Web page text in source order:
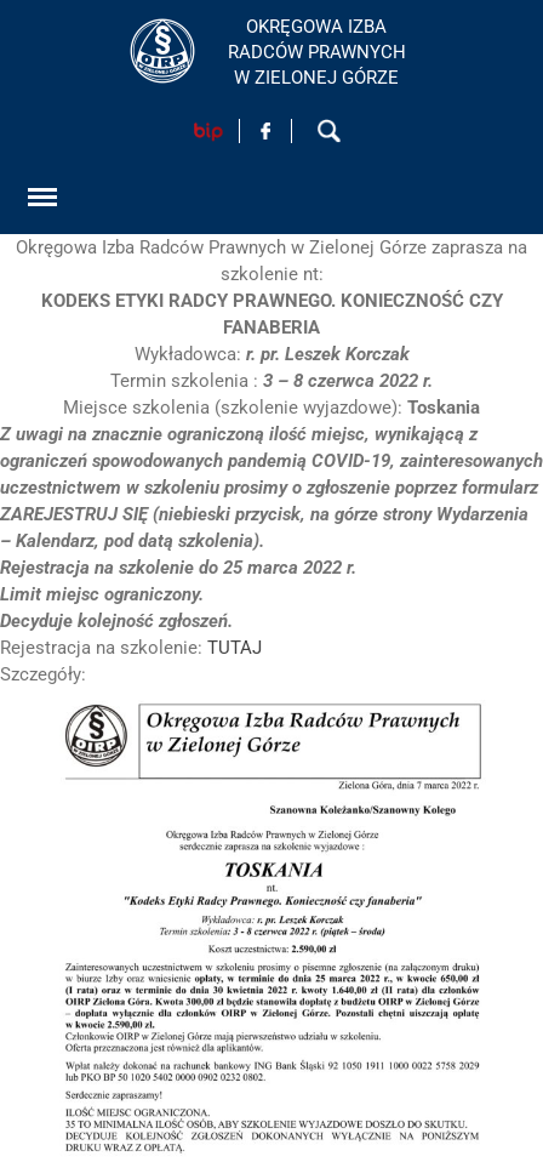
AKTUALNOŚCI
FORMULARZ
SZKOLENIA
KONTAKT
EGZAMINY PRAWNICZE
DLA APLIKANTÓW
SZKOLENIA
KLUB SENIORA
LUBUSKIE CENTRUM
NIEODPŁATNA POMOC
PRAWNA
BIBLIOTEKA
GALERIA
OKRĘGOWA IZBA
RADCÓW PRAWNYCH
W ZIELONEJ GÓRZE
Okręgowa Izba Radców Prawnych w Zielonej Górze zaprasza na
szkolenie nt:
KODEKS ETYKI RADCY PRAWNEGO. KONIECZNOŚĆ CZY
FANABERIA
Wykładowca: r. pr. Leszek Korczak
Termin szkolenia : 3 – 8 czerwca 2022 r.
Miejsce szkolenia (szkolenie wyjazdowe): Toskania
Z uwagi na znacznie ograniczoną ilość miejsc, wynikającą z
ograniczeń spowodowanych pandemią COVID-19, zainteresowanych
uczestnictwem w szkoleniu prosimy o zgłoszenie poprzez formularz
ZAREJESTRUJ SIĘ (niebieski przycisk, na górze strony Wydarzenia
– Kalendarz, pod datą szkolenia).
Rejestracja na szkolenie do 25 marca 2022 r.
Limit miejsc ograniczony.
Decyduje kolejność zgłoszeń.
Rejestracja na szkolenie: TUTAJ
Szczegóły: